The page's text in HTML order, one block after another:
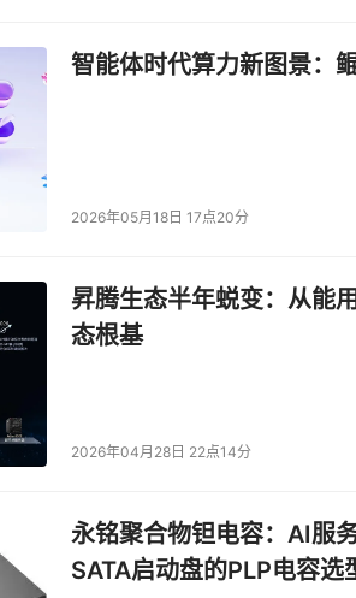
智能体时代算力新图景：
2026年05月18日 17点20分
昇腾生态半年蜕变：从能
态根基
2026年04月28日 22点14分
永铭聚合物钽电容：AI服
SATA启动盘的PLP电容选